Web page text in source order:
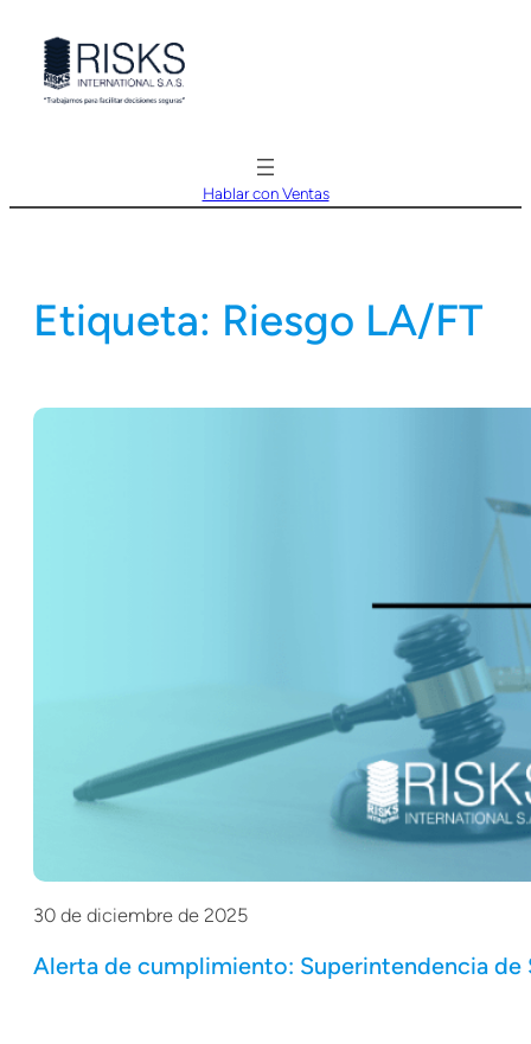
contenido
Hablar con Ventas
Etiqueta: Riesgo LA/FT
30 de diciembre de 2025
Alerta de cumplimiento: Superintendencia